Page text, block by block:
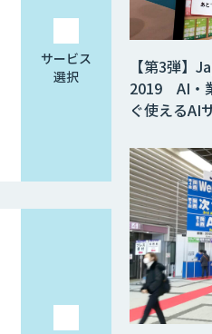
サービス
選択
【第3弾】
2019 AI・
ぐ使えるAI